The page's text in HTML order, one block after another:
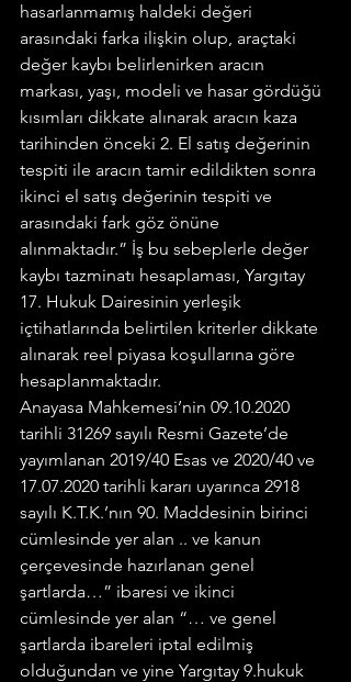
hasarlanmamış haldeki değeri
arasındaki farka ilişkin olup, araçtaki
değer kaybı belirlenirken aracın
markası, yaşı, modeli ve hasar gördüğü
kısımları dikkate alınarak aracın kaza
tarihinden önceki 2. El satış değerinin
tespiti ile aracın tamir edildikten sonra
ikinci el satış değerinin tespiti ve
arasındaki fark göz önüne
alınmaktadır.” İş bu sebeplerle değer
kaybı tazminatı hesaplaması, Yargıtay
17. Hukuk Dairesinin yerleşik
içtihatlarında belirtilen kriterler dikkate
alınarak reel piyasa koşullarına göre
hesaplanmaktadır.
Anayasa Mahkemesi’nin 09.10.2020
tarihli 31269 sayılı Resmi Gazete’de
yayımlanan 2019/40 Esas ve 2020/40 ve
17.07.2020 tarihli kararı uyarınca 2918
sayılı K.T.K.’nın 90. Maddesinin birinci
cümlesinde yer alan .. ve kanun
çerçevesinde hazırlanan genel
şartlarda…” ibaresi ve ikinci
cümlesinde yer alan “… ve genel
şartlarda ibareleri iptal edilmiş
olduğundan ve yine Yargıtay 9.hukuk